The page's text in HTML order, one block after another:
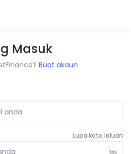
Masuk
Buat akaun
Lupa kata laluan